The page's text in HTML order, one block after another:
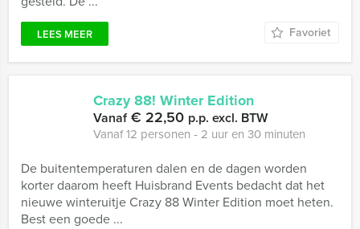
LEES MEER Favoriet
Crazy 88! Winter Edition
Vanaf€ 22,50 p.p. excl. BTW
Vanaf 12 personen ‐ 2 uur en 30 minuten
De buitentemperaturen dalen en de dagen worden
korter daarom heeft Huisbrand Events bedacht dat het
nieuwe winteruitje Crazy 88 Winter Edition moet heten.
Best een goede ...